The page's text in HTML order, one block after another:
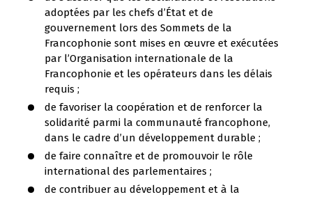
adoptées par les chefs d’État et de
gouvernement lors des Sommets de la
Francophonie sont mises en œuvre et exécutées
par l’Organisation internationale de la
Francophonie et les opérateurs dans les délais
requis ;
de favoriser la coopération et de renforcer la
solidarité parmi la communauté francophone,
dans le cadre d’un développement durable ;
de faire connaître et de promouvoir le rôle
international des parlementaires ;
de contribuer au développement et à la